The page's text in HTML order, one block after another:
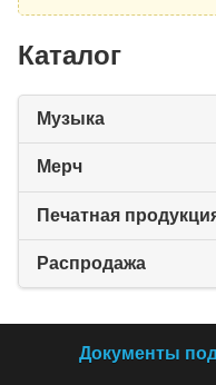
Каталог
Музыка
Мерч
Печатная
Распродажа
Документы